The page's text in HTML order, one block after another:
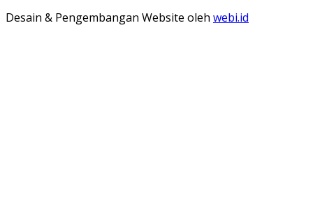
Desain & Pengembangan Website oleh webi.id